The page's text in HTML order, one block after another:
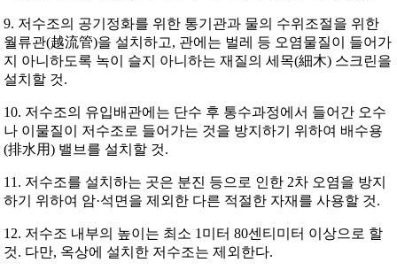
9. 저수조의 공기정화를 위한 통기관과 물의 수위조절을 위한
월류관(越流管)을 설치하고, 관에는 벌레 등 오염물질이 들어가
지 아니하도록 녹이 슬지 아니하는 재질의 세목(細木) 스크린을
설치할 것.
10. 저수조의 유입배관에는 단수 후 통수과정에서 들어간 오수
나 이물질이 저수조로 들어가는 것을 방지하기 위하여 배수용
(排水用) 밸브를 설치할 것.
11. 저수조를 설치하는 곳은 분진 등으로 인한 2차 오염을 방지
하기 위하여 암·석면을 제외한 다른 적절한 자재를 사용할 것.
12. 저수조 내부의 높이는 최소 1미터 80센티미터 이상으로 할
것. 다만, 옥상에 설치한 저수조는 제외한다.